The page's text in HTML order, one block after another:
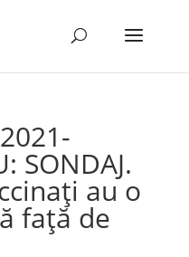
SONDAJ.
au o
față de